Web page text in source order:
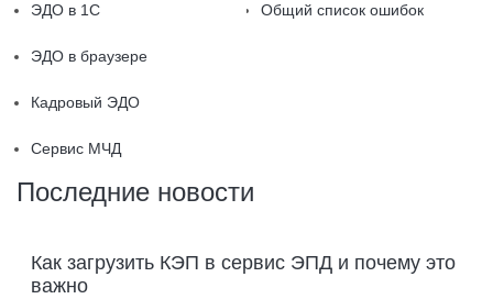
ЭДО в 1С
ЭДО в браузере
Кадровый ЭДО
Сервис МЧД
Общий список ошибок
Последние новости
Как загрузить КЭП в сервис ЭПД и почему это
важно